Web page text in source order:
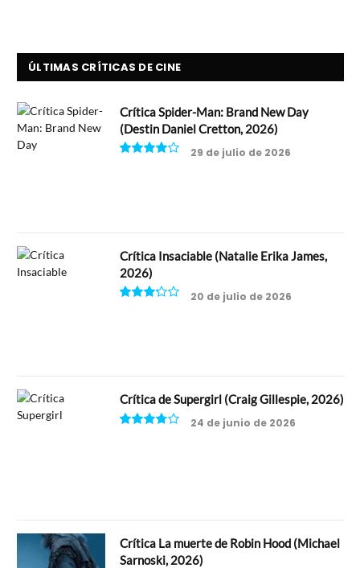
ÚLTIMAS CRÍTICAS DE CINE
Crítica Spider-Man: Brand New Day
(Destin Daniel Cretton, 2026)
29 de julio de 2026
Crítica Insaciable (Natalie Erika James,
2026)
20 de julio de 2026
Crítica de Supergirl (Craig Gillespie, 2026)
24 de junio de 2026
Crítica La muerte de Robin Hood (Michael
Sarnoski, 2026)